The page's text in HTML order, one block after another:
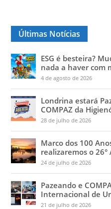
Últimas Notícias
ESG é besteira?
nada a haver com
4 de agosto de 2026
Londrina estará
COMPAZ da
28 de julho de 2026
Marco dos 100
realizaremos o 26°
24 de julho de 2026
Pazeando e
Internacional de
21 de julho de 2026